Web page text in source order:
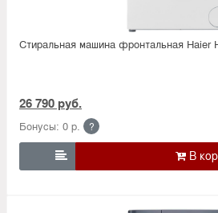
Стиральная машина фронтальная Haier
26 790 руб.
Бонусы: 0 р. ?
